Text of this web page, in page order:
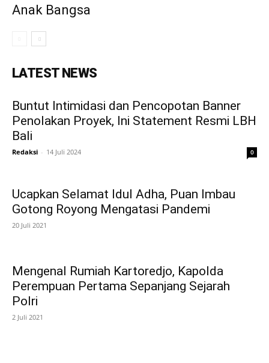
Anak Bangsa
LATEST NEWS
Buntut Intimidasi dan Pencopotan Banner
Penolakan Proyek, Ini Statement Resmi LBH
Bali
Redaksi - 14 Juli 2024 0
Ucapkan Selamat Idul Adha, Puan Imbau
Gotong Royong Mengatasi Pandemi
20 Juli 2021
Mengenal Rumiah Kartoredjo, Kapolda
Perempuan Pertama Sepanjang Sejarah
Polri
2 Juli 2021